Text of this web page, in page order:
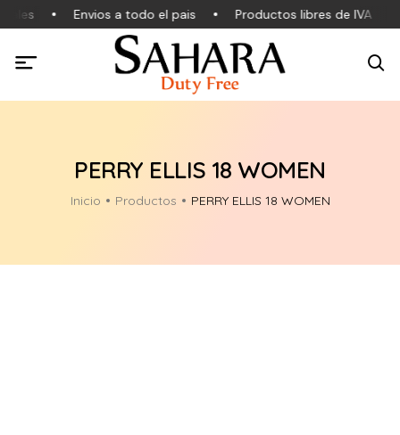
Envios a todo el pais Productos libres de IVA
PERRY ELLIS 18 WOMEN
Inicio Productos PERRY ELLIS 18 WOMEN